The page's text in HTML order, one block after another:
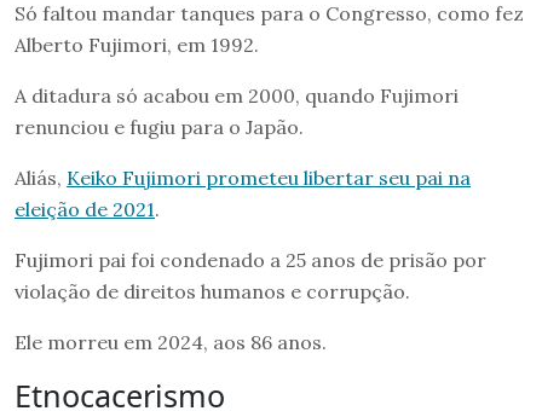
Só faltou mandar tanques para o Congresso, como fez
Alberto Fujimori, em 1992.
A ditadura só acabou em 2000, quando Fujimori
renunciou e fugiu para o Japão.
Aliás, Keiko Fujimori prometeu libertar seu pai na
eleição de 2021.
Fujimori pai foi condenado a 25 anos de prisão por
violação de direitos humanos e corrupção.
Ele morreu em 2024, aos 86 anos.
Etnocacerismo